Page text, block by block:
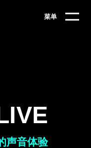
菜单
声音体验